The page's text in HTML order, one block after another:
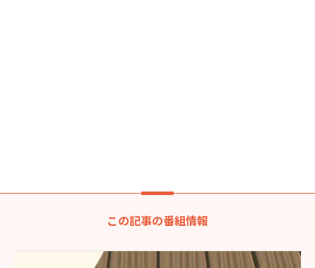
この記事の番組情報